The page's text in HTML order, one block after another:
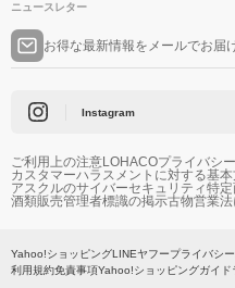
ニュースレター
お得な最新情報をメールでお届
Instagram
ご利用上の注意LOHACOプライバシ
カスタマーハラスメントに対する基
アスクルのサイバーセキュリティ特
酒類販売管理者標識の掲示古物営業
Yahoo!ショッピングLINEヤフープライバシ
利用規約免責事項Yahoo!ショッピングガイド